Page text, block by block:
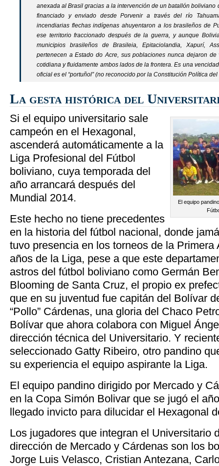
anexada al Brasil gracias a la intervención de un batallón boliviano
financiado y enviado desde Porvenir a través del río
incendiarias flechas indígenas ahuyentaron a los brasileños de
ese territorio fraccionado después de la guerra, y aunque
municipios brasileños de Brasileia, Epitaciolandia, Xapurí,
pertenecen aEstado do Acre, sus poblaciones nunca dejaron de
cotidiana y fluidamente ambos lados de la frontera. Es una
oficial es el “portuñol” (no reconocido por la Constitución Política
La gesta histórica del
El equipo
Si el equipo universitario sale
campeón en el Hexagonal,
ascenderá automáticamente a la
Liga Profesional del Fútbol
boliviano, cuya temporada del
año arrancará después del
Mundial 2014.
Este hecho no tiene precedentes
en la historia del fútbol nacional, donde
tuvo presencia en los torneos de la Primera
años de la Liga, pese a que este
astros del fútbol boliviano como Germán
Blooming de Santa Cruz, el propio ex
que en su juventud fue capitán del Bolívar
“Pollo” Cárdenas, una gloria del Chaco
Bolívar que ahora colabora con Miguel
dirección técnica del Universitario. Y
seleccionado Gatty Ribeiro, otro pandino
su experiencia el equipo aspirante la Liga.
El equipo pandino dirigido por Mercado y
en la Copa Simón Bolivar que se jugó el
llegado invicto para dilucidar el Hexagonal
Los jugadores que integran el Universitario
dirección de Mercado y Cárdenas son los
Jorge Luis Velasco, Cristian Antezana,